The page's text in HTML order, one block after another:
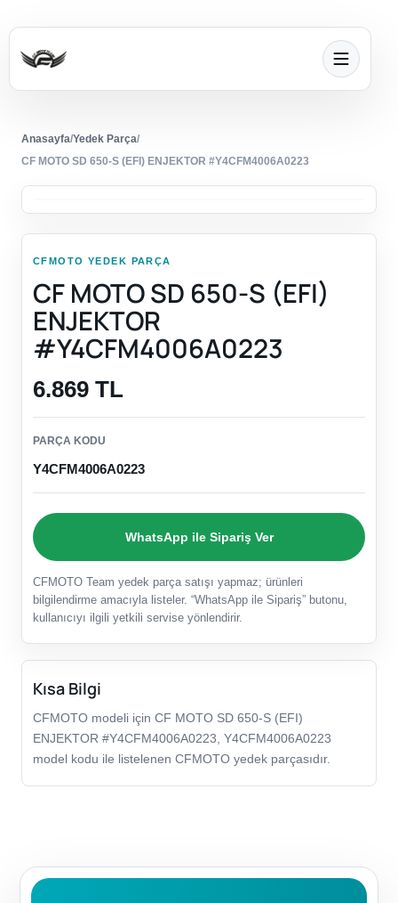
Anasayfa/Yedek Parça/
CF MOTO SD 650-S (EFI) ENJEKTOR #Y4CFM4006A0223
CFMOTO YEDEK PARÇA
CF MOTO SD 650-S (EFI)
ENJEKTOR
#Y4CFM4006A0223
6.869 TL
PARÇA KODU
Y4CFM4006A0223
WhatsApp ile Sipariş Ver
CFMOTO Team yedek parça satışı yapmaz; ürünleri
bilgilendirme amacıyla listeler. “WhatsApp ile Sipariş” butonu,
kullanıcıyı ilgili yetkili servise yönlendirir.
Kısa Bilgi
CFMOTO modeli için CF MOTO SD 650-S (EFI)
ENJEKTOR #Y4CFM4006A0223, Y4CFM4006A0223
model kodu ile listelenen CFMOTO yedek parçasıdır.